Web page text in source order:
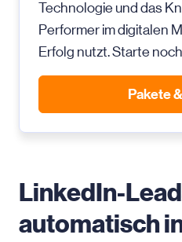
Technologie und das
Performer im digitalen
Erfolg nutzt. Starte
Pakete
LinkedIn-
automatisch